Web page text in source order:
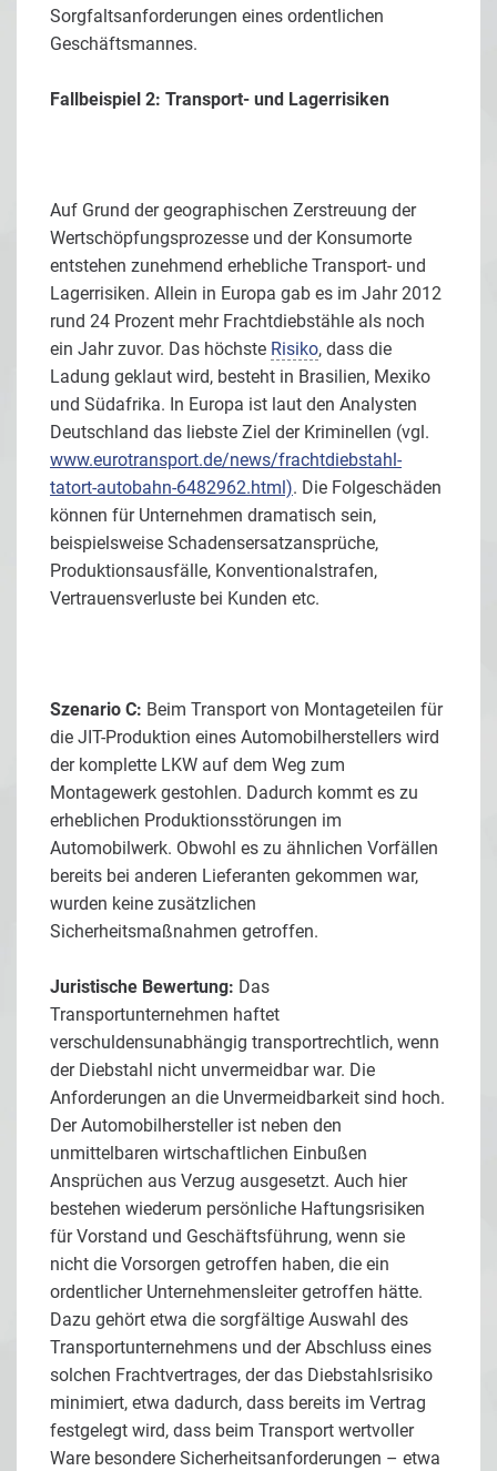
Sorgfaltsanforderungen eines ordentlichen
Geschäftsmannes.
Fallbeispiel 2: Transport- und Lagerrisiken
Auf Grund der geographischen Zerstreuung der
Wertschöpfungsprozesse und der Konsumorte
entstehen zunehmend erhebliche Transport- und
Lagerrisiken. Allein in Europa gab es im Jahr 2012
rund 24 Prozent mehr Frachtdiebstähle als noch
ein Jahr zuvor. Das höchste Risiko, dass die
Ladung geklaut wird, besteht in Brasilien, Mexiko
und Südafrika. In Europa ist laut den Analysten
Deutschland das liebste Ziel der Kriminellen (vgl.
www.eurotransport.de/news/frachtdiebstahl-
tatort-autobahn-6482962.html). Die Folgeschäden
können für Unternehmen dramatisch sein,
beispielsweise Schadensersatzansprüche,
Produktionsausfälle, Konventionalstrafen,
Vertrauensverluste bei Kunden etc.
Szenario C: Beim Transport von Montageteilen für
die JIT-Produktion eines Automobilherstellers wird
der komplette LKW auf dem Weg zum
Montagewerk gestohlen. Dadurch kommt es zu
erheblichen Produktionsstörungen im
Automobilwerk. Obwohl es zu ähnlichen Vorfällen
bereits bei anderen Lieferanten gekommen war,
wurden keine zusätzlichen
Sicherheitsmaßnahmen getroffen.
Juristische Bewertung: Das
Transportunternehmen haftet
verschuldensunabhängig transportrechtlich, wenn
der Diebstahl nicht unvermeidbar war. Die
Anforderungen an die Unvermeidbarkeit sind hoch.
Der Automobilhersteller ist neben den
unmittelbaren wirtschaftlichen Einbußen
Ansprüchen aus Verzug ausgesetzt. Auch hier
bestehen wiederum persönliche Haftungsrisiken
für Vorstand und Geschäftsführung, wenn sie
nicht die Vorsorgen getroffen haben, die ein
ordentlicher Unternehmensleiter getroffen hätte.
Dazu gehört etwa die sorgfältige Auswahl des
Transportunternehmens und der Abschluss eines
solchen Frachtvertrages, der das Diebstahlsrisiko
minimiert, etwa dadurch, dass bereits im Vertrag
festgelegt wird, dass beim Transport wertvoller
Ware besondere Sicherheitsanforderungen – etwa